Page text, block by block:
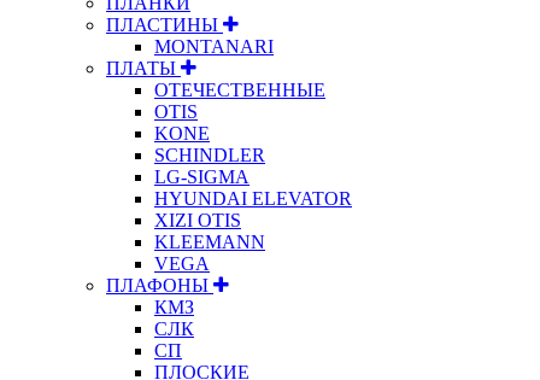
ПЛАСТИНЫ
MONTANARI
ПЛАТЫ
ОТЕЧЕСТВЕННЫЕ
OTIS
KONE
SCHINDLER
LG-SIGMA
HYUNDAI ELEVATOR
XIZI OTIS
KLEEMANN
VEGA
ПЛАФОНЫ
КМЗ
СЛК
СП
ПЛОСКИЕ